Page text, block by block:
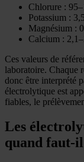
Chlorure :
Potassium :
Magnésium :
Calcium :
Ces valeurs de
laboratoire. Chaque
donc être interprété
électrolytique est
fiables, le
Les
quand faut-